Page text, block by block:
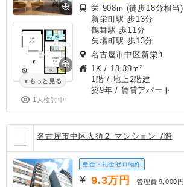
もっと見る
1人検討中
栄 908m (徒歩18分相当)
新栄町駅 歩13分
鶴舞駅 歩11分
矢場町駅 歩13分
名古屋市中区新栄１
1K / 18.39m²
1階 / 地上2階建
築9年 / 賃貸アパート
名古屋市中区大須２ マンション 7階
敷金・礼金ゼロ物件
9.3万円 管理費 9,000円